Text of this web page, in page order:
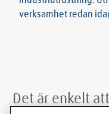
verksamhet redan
Det är enkelt